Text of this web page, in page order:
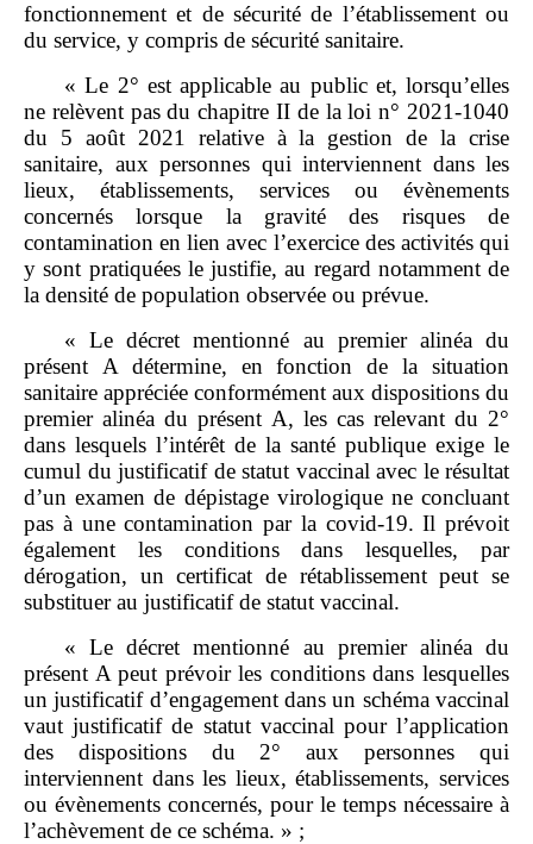
fonctionnement et de sécurité de l’établissement ou
du service, y compris de sécurité sanitaire.
« Le 2° est applicable au public et, lorsqu’elles
ne relèvent pas du chapitre II de la loi n° 2021‑1040
du 5 août 2021 relative à la gestion de la crise
sanitaire, aux personnes qui interviennent dans les
lieux, établissements, services ou évènements
concernés lorsque la gravité des risques de
contamination en lien avec l’exercice des activités qui
y sont pratiquées le justifie, au regard notamment de
la densité de population observée ou prévue.
« Le décret mentionné au premier alinéa du
présent A détermine, en fonction de la situation
sanitaire appréciée conformément aux dispositions du
premier alinéa du présent A, les cas relevant du 2°
dans lesquels l’intérêt de la santé publique exige le
cumul du justificatif de statut vaccinal avec le résultat
d’un examen de dépistage virologique ne concluant
pas à une contamination par la covid‑19. Il prévoit
également les conditions dans lesquelles, par
dérogation, un certificat de rétablissement peut se
substituer au justificatif de statut vaccinal.
« Le décret mentionné au premier alinéa du
présent A peut prévoir les conditions dans lesquelles
un justificatif d’engagement dans un schéma vaccinal
vaut justificatif de statut vaccinal pour l’application
des dispositions du 2° aux personnes qui
interviennent dans les lieux, établissements, services
ou évènements concernés, pour le temps nécessaire à
l’achèvement de ce schéma. » ;